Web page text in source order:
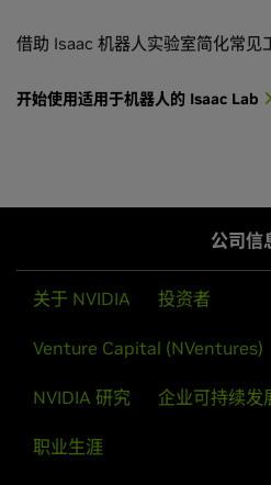
借助 Isaac 机器人实验室简化常见
开始使用适用于机器人的 Isaac Lab
公司信
关于 NVIDIA 投资者
Venture Capital (NVentures)
NVIDIA 研究 企业可持续发
职业生涯